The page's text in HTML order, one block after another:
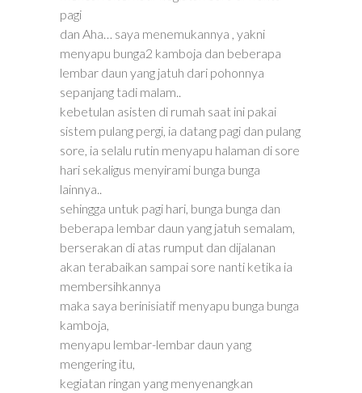
pagi
dan Aha… saya menemukannya , yakni
menyapu bunga2 kamboja dan beberapa
lembar daun yang jatuh dari pohonnya
sepanjang tadi malam..
kebetulan asisten di rumah saat ini pakai
sistem pulang pergi, ia datang pagi dan pulang
sore, ia selalu rutin menyapu halaman di sore
hari sekaligus menyirami bunga bunga
lainnya..
sehingga untuk pagi hari, bunga bunga dan
beberapa lembar daun yang jatuh semalam,
berserakan di atas rumput dan dijalanan
akan terabaikan sampai sore nanti ketika ia
membersihkannya
maka saya berinisiatif menyapu bunga bunga
kamboja,
menyapu lembar-lembar daun yang
mengering itu,
kegiatan ringan yang menyenangkan